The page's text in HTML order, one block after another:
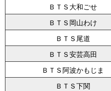
ＢＴＳ大和ごせ
ＢＴＳ岡山わけ
ＢＴＳ尾道
ＢＴＳ安芸高田
ＢＴＳ阿波かもじま
ＢＴＳ下関